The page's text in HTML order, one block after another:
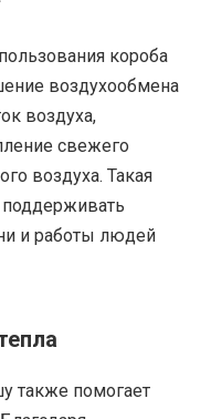
короба
воздухообмена
воздуха,
свежего
воздуха. Такая
поддерживать
и работы людей
также помогает